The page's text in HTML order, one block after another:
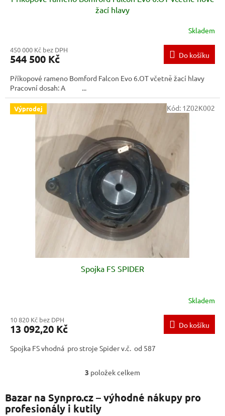
žací hlavy
Skladem
450 000 Kč bez DPH
544 500 Kč Do košíku
Příkopové rameno Bomford Falcon Evo 6.OT včetně žací hlavy
Pracovní dosah: A ...
Výprodej
Spojka FS SPIDER
Skladem
10 820 Kč bez DPH
13 092,20 Kč Do košíku
Spojka FS vhodná pro stroje Spider v.č. od 587
Kód: 1Z02K002
O
l
á
3 položek celkem
Bazar na Synpro.cz – výhodné nákupy pro
profesionály i kutily